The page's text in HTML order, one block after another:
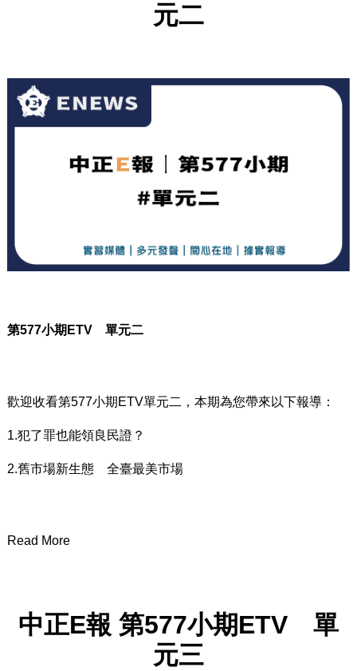
元二
第577小期 ETV 單元二
歡迎收看第577小期ETV單元二，本期為您帶來以下報導：
1.犯了罪也能領良民證？
2.舊市場新生態 全臺最美市場
Read More
中正E報 第577小期ETV 單
元三